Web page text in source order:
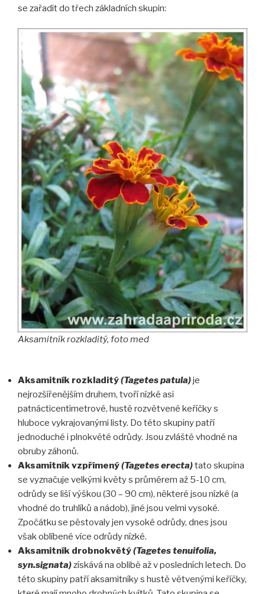
se zařadit do třech základních skupin:
Aksamitník rozkladitý, foto med
Aksamitník rozkladitý(Tagetes patula)je
nejrozšířenějším druhem, tvoří nízké asi
patnácticentimetrové, hustě rozvětvené keříčky s
hluboce vykrajovanými listy. Do této skupiny patří
jednoduché i plnokvěté odrůdy. Jsou zvláště vhodné na
obruby záhonů.
Aksamitník vzpřímený(Tagetes erecta)tato skupina
se vyznačuje velkými květy s průměrem až 5-10 cm,
odrůdy se liší výškou (30 – 90 cm), některé jsou nízké (a
vhodné do truhlíků a nádob), jiné jsou velmi vysoké.
Zpočátku se pěstovaly jen vysoké odrůdy, dnes jsou
však oblíbené více odrůdy nízké.
Aksamitník drobnokvětý(Tagetes tenuifolia,
syn.signata)získává na oblibě až v posledních letech. Do
této skupiny patří aksamitníky s hustě větvenými keříčky,